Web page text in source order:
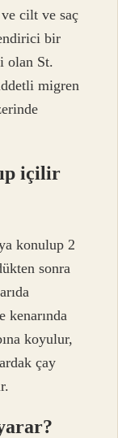
cilt ve saç
bir
olan St.
migren
içilir
konulup 2
sonra
kenarında
koyulur,
çay